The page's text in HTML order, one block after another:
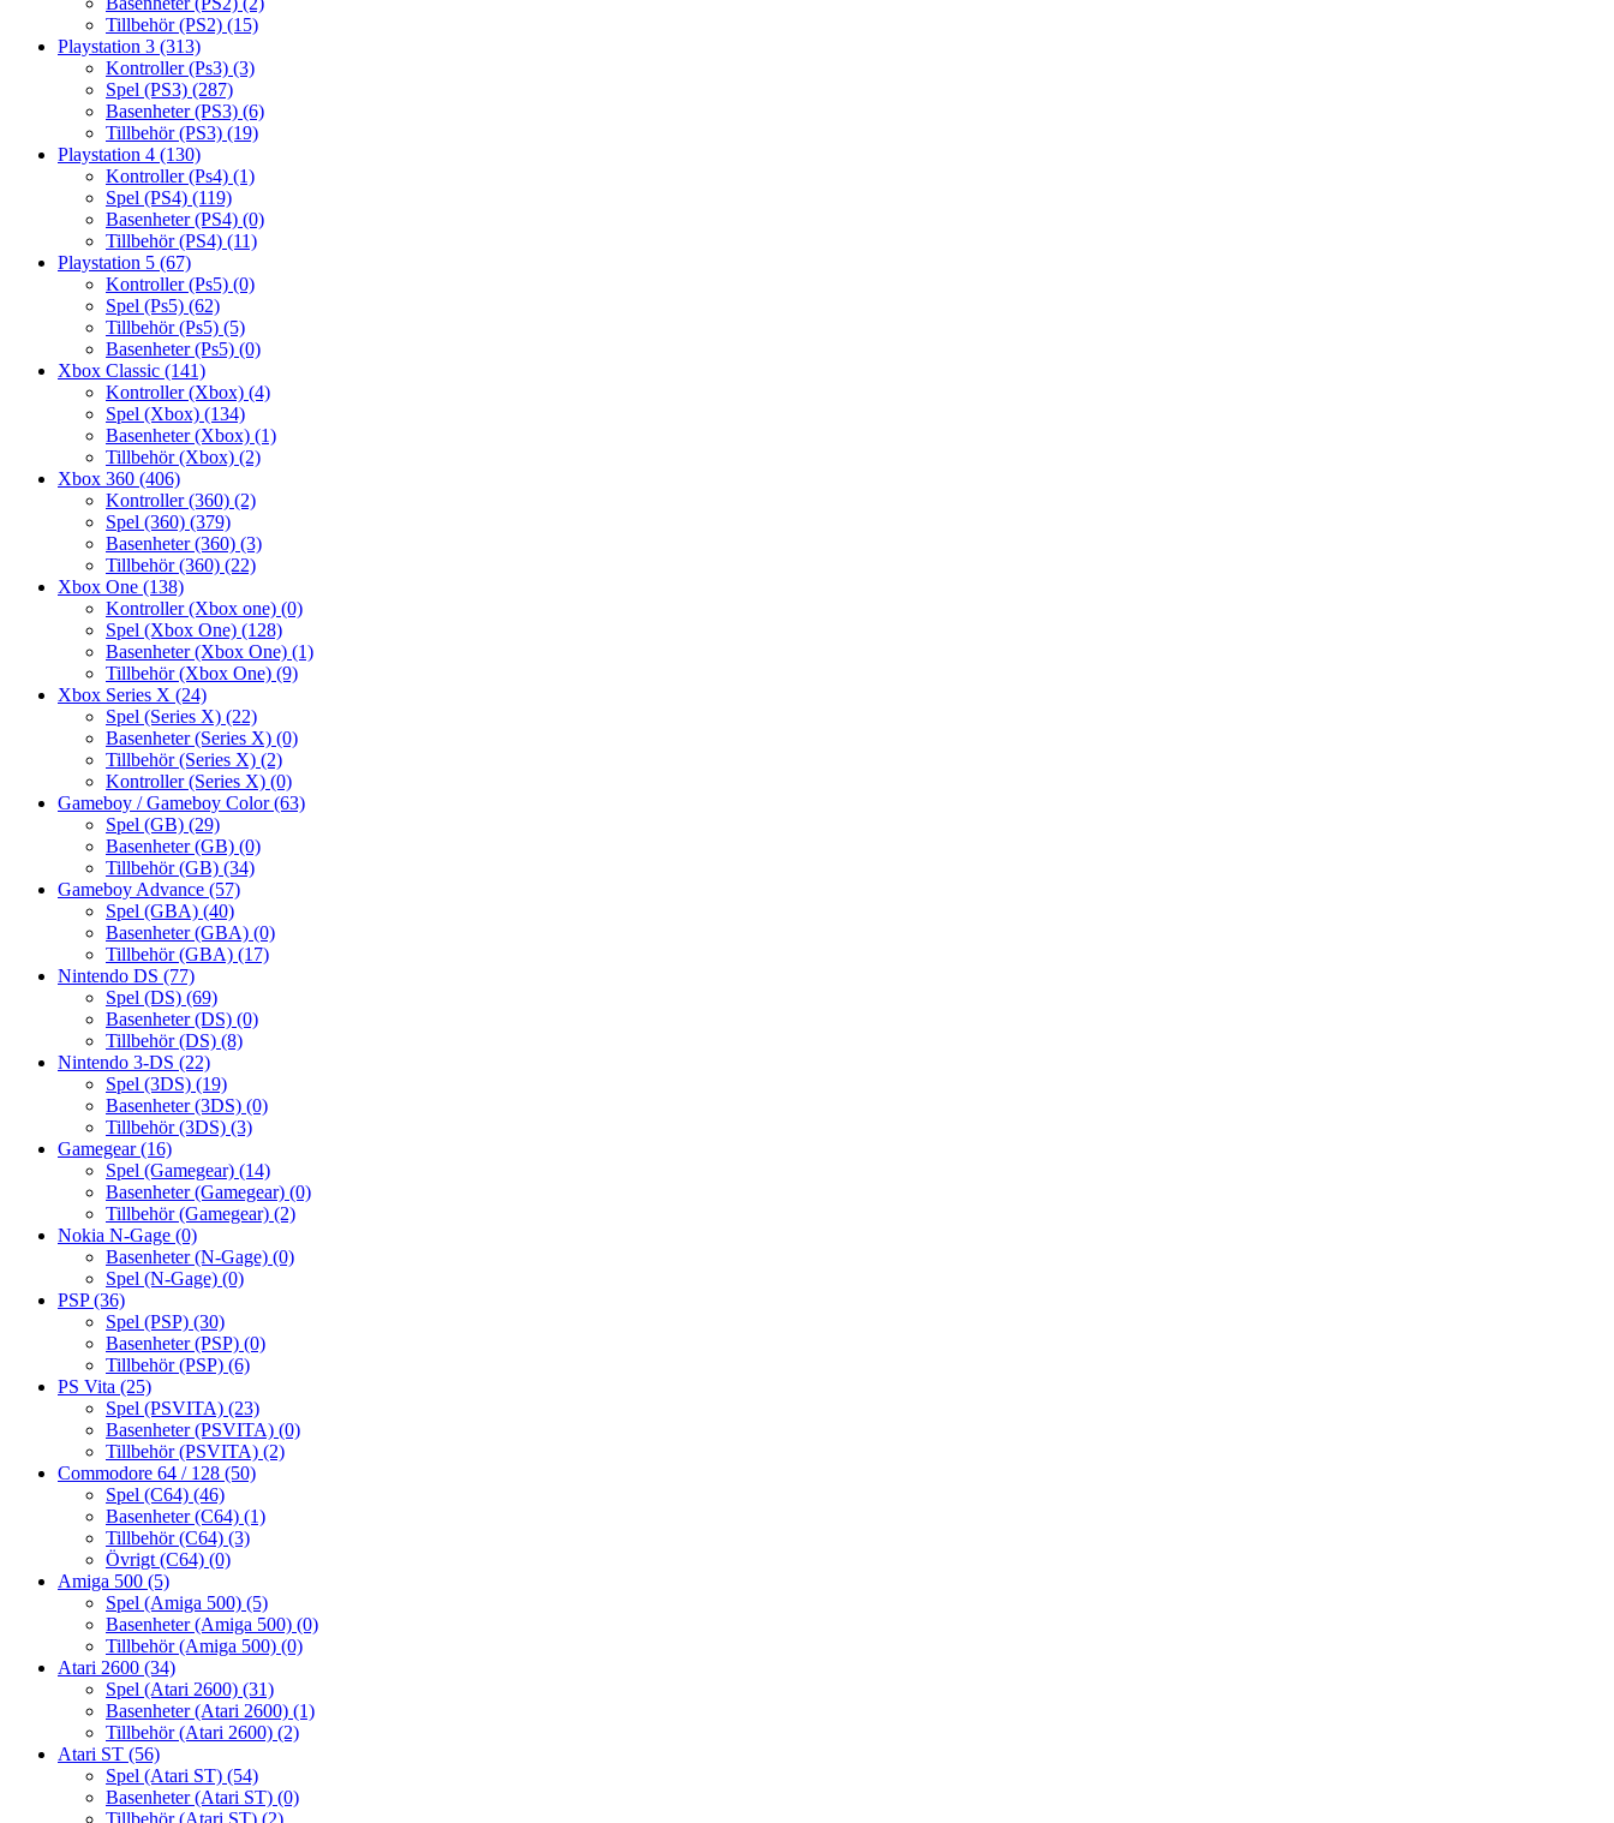
Tillbehör (PS2) (15)
Playstation 3 (313)
Kontroller (Ps3) (3)
Spel (PS3) (287)
Basenheter (PS3) (6)
Tillbehör (PS3) (19)
Playstation 4 (130)
Kontroller (Ps4) (1)
Spel (PS4) (119)
Basenheter (PS4) (0)
Tillbehör (PS4) (11)
Playstation 5 (67)
Kontroller (Ps5) (0)
Spel (Ps5) (62)
Tillbehör (Ps5) (5)
Basenheter (Ps5) (0)
Xbox Classic (141)
Kontroller (Xbox) (4)
Spel (Xbox) (134)
Basenheter (Xbox) (1)
Tillbehör (Xbox) (2)
Xbox 360 (406)
Kontroller (360) (2)
Spel (360) (379)
Basenheter (360) (3)
Tillbehör (360) (22)
Xbox One (138)
Kontroller (Xbox one) (0)
Spel (Xbox One) (128)
Basenheter (Xbox One) (1)
Tillbehör (Xbox One) (9)
Xbox Series X (24)
Spel (Series X) (22)
Basenheter (Series X) (0)
Tillbehör (Series X) (2)
Kontroller (Series X) (0)
Gameboy / Gameboy Color(63)
Spel (GB) (29)
Basenheter (GB) (0)
Tillbehör (GB) (34)
Gameboy Advance (57)
Spel (GBA) (40)
Basenheter (GBA) (0)
Tillbehör (GBA) (17)
Nintendo DS (77)
Spel (DS) (69)
Basenheter (DS) (0)
Tillbehör (DS) (8)
Nintendo 3-DS (22)
Spel (3DS) (19)
Basenheter (3DS) (0)
Tillbehör (3DS) (3)
Gamegear(16)
Spel (Gamegear) (14)
Basenheter (Gamegear) (0)
Tillbehör (Gamegear) (2)
Nokia N-Gage (0)
Basenheter (N-Gage) (0)
Spel (N-Gage) (0)
PSP(36)
Spel (PSP) (30)
Basenheter (PSP) (0)
Tillbehör (PSP) (6)
PS Vita (25)
Spel (PSVITA) (23)
Basenheter (PSVITA) (0)
Tillbehör (PSVITA) (2)
Commodore 64 / 128 (50)
Spel (C64) (46)
Basenheter (C64) (1)
Tillbehör (C64) (3)
Övrigt (C64) (0)
Amiga 500 (5)
Spel (Amiga 500) (5)
Basenheter (Amiga 500) (0)
Tillbehör (Amiga 500) (0)
Atari 2600 (34)
Spel (Atari 2600) (31)
Basenheter (Atari 2600) (1)
Tillbehör (Atari 2600) (2)
Atari ST (56)
Spel (Atari ST) (54)
Basenheter (Atari ST) (0)